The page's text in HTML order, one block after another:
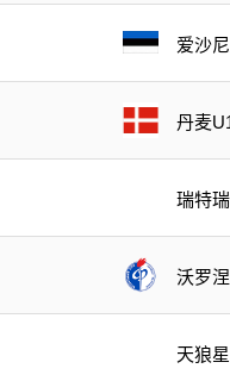
爱沙
丹麦
瑞特
沃罗
天狼星